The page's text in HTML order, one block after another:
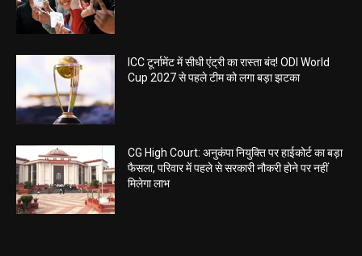
ICC टूर्नामेंट में सीधी एंट्री का रास्ता बंद! ODI World
Cup 2027 से पहले टीम को लगा बड़ा झटका
CG High Court: अनुकंपा नियुक्ति पर हाईकोर्ट का बड़ा
फैसला, परिवार में पहले से सरकारी नौकरी होने पर नहीं
मिलेगा लाभ